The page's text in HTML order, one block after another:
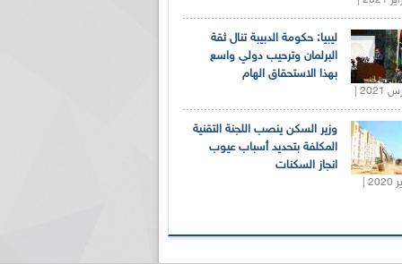
ليبيا: حكومة الدبيبة تنال ثقة
البرلمان وترحيب دولي واسع
بهذا الاستحقاق الهام
وزير السكن ينصب اللجنة التقنية
المكلفة بتحديد أسباب عيوب
انجاز السكنات